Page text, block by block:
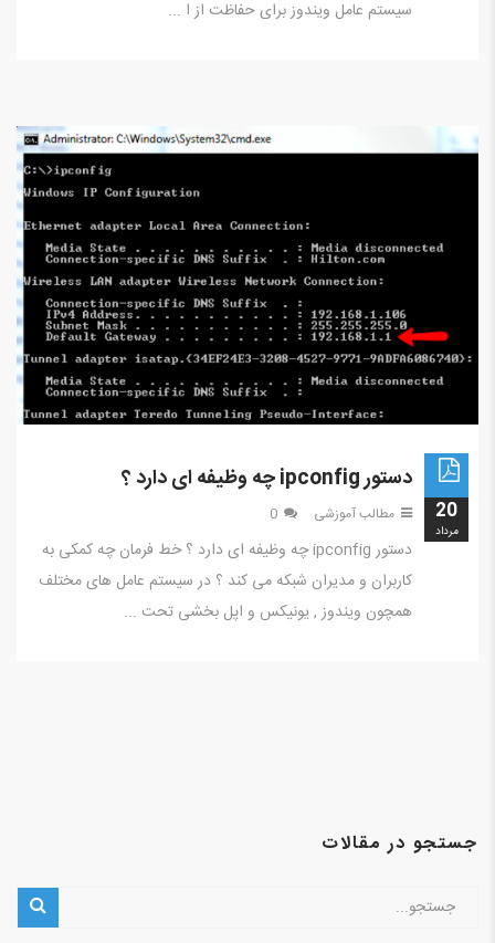
سیستم عامل ویندوز برای حفاظت از ا ...
دستور ipconfig چه وظیفه ای دارد ؟
مطالب آموزشی 0
دستور ipconfig چه وظیفه ای دارد ؟ خط فرمان چه کمکی به
کاربران و مدیران شبکه می کند ؟ در سیستم عامل های مختلف
همچون ویندوز , یونیکس و اپل بخشی تحت ...
20
مرداد
جستجو در مقالات